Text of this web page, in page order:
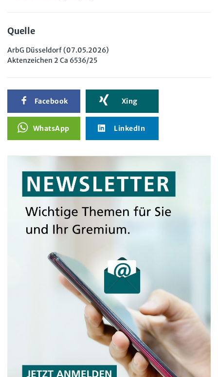
Quelle
ArbG Düsseldorf (07.05.2026)
Aktenzeichen 2 Ca 6536/25
Facebook Xing
WhatsApp LinkedIn